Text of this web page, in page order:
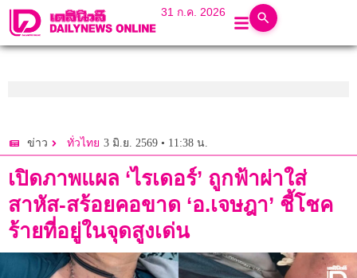
31 ก.ค. 2026
ข่าว ทั่วไทย 3 มิ.ย. 2569 • 11:38 น.
เปิดภาพแผล ‘ไรเดอร์’ ถูกฟ้าผ่าใส่
สาหัส-สร้อยคอขาด ‘อ.เจษฎา’ ชี้โชค
ร้ายที่อยู่ในจุดสูงเด่น